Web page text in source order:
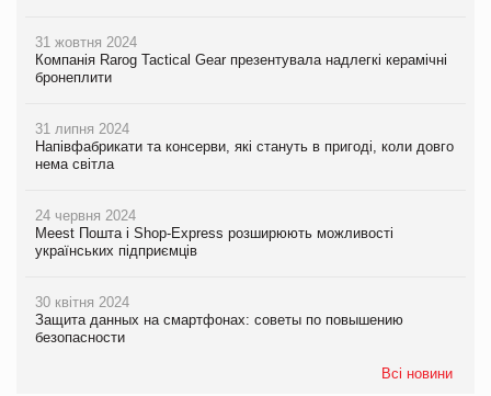
31 жовтня 2024
Компанія Rarog Tactical Gear презентувала надлегкі керамічні
бронеплити
31 липня 2024
Напівфабрикати та консерви, які стануть в пригоді, коли довго
нема світла
24 червня 2024
Meest Пошта і Shop-Express розширюють можливості
українських підприємців
30 квітня 2024
Защита данных на смартфонах: советы по повышению
безопасности
Всі новини